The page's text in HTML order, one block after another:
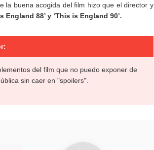
la buena acogida del film hizo que el director y
England 88’ y ‘This is England 90’.
del film que no puedo exponer de
sin caer en "spoilers".